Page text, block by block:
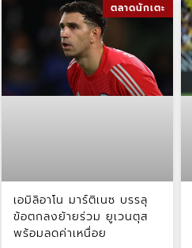
ตลาดนักเตะ
เอมิลิอาโน มาร์ติเนซ บรรลุ
ข้อตกลงย้ายร่วม ยูเวนตุส
พร้อมลดค่าเหนื่อย